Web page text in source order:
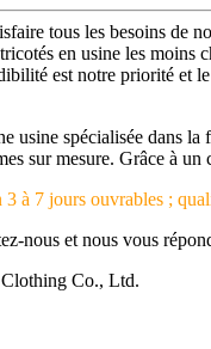
tous les besoins de
en usine les
est notre priorité et
usine spécialisée dans
sur mesure. Grâce à
à 7 jours ouvrables ;
nous et nous vous
Co., Ltd.